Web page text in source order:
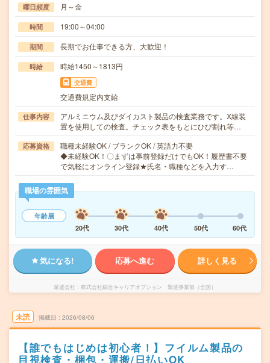
曜日頻度 月～金
時間 19:00～04:00
期間 長期でお仕事できる方、大歓迎！
時給 時給1450～1813円
交通費
交通費規定内支給
仕事内容
アルミニウム及びダイカスト製品の検査業務です。X線装
置を使用しての検査。チェック表をもとにひび割れ等…
応募資格
職種未経験OK / ブランクOK / 英語力不要
◆未経験OK！〇まずは事前登録だけでもOK！履歴書不要
で気軽にオンライン登録★氏名・職種などを入力す…
職場の雰囲気
年齢層
20代
30代 40代 50代 60代
気になる! 応募へ進む 詳しく見る
派遣会社 株式会社綜合キャリアオプション 製造事業部（全国）
未読 掲載日 2026/08/06
【誰でもはじめは初心者！】フイルム製品の
目視検査・梱包・運搬/日払いOK